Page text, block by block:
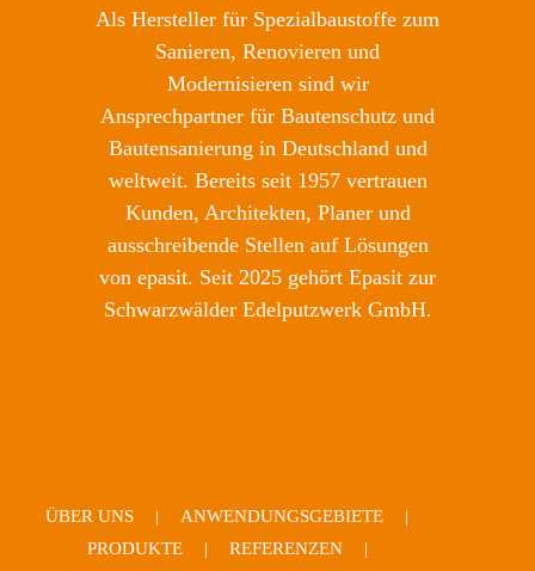
Als Hersteller für Spezialbaustoffe zum
Sanieren, Renovieren und
Modernisieren sind wir
Ansprechpartner für Bautenschutz und
Bautensanierung in Deutschland und
weltweit. Bereits seit 1957 vertrauen
Kunden, Architekten, Planer und
ausschreibende Stellen auf Lösungen
von epasit. Seit 2025 gehört Epasit zur
Schwarzwälder Edelputzwerk GmbH.
ÜBER UNS
ANWENDUNGSGEBIETE
PRODUKTE
REFERENZEN